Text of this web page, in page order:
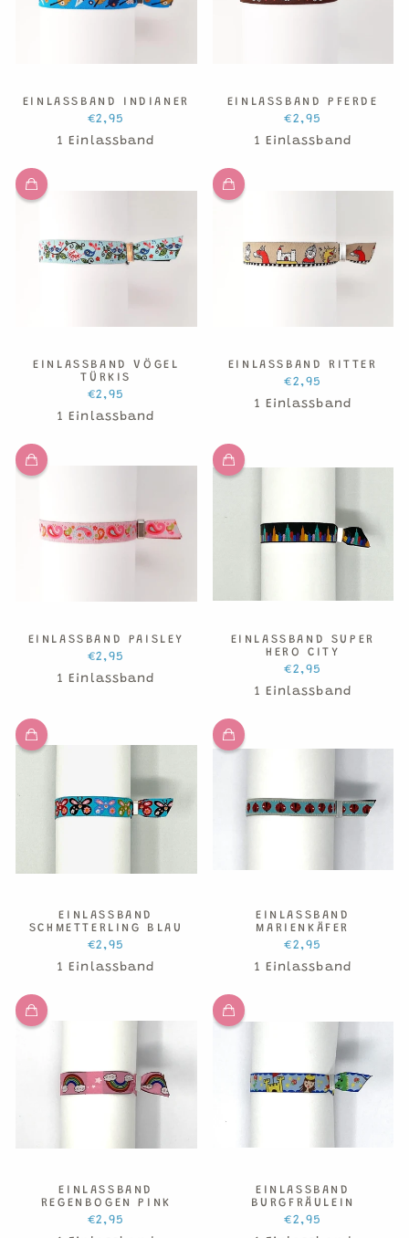
EINLASSBAND INDIANER
€2,95
1 Einlassband
EINLASSBAND PFERDE
€2,95
1 Einlassband
EINLASSBAND VÖGEL
TÜRKIS
€2,95
1 Einlassband
EINLASSBAND RITTER
€2,95
1 Einlassband
EINLASSBAND PAISLEY
€2,95
1 Einlassband
EINLASSBAND SUPER
HERO CITY
€2,95
1 Einlassband
EINLASSBAND
SCHMETTERLING BLAU
€2,95
1 Einlassband
EINLASSBAND
MARIENKÄFER
€2,95
1 Einlassband
EINLASSBAND
REGENBOGEN PINK
€2,95
EINLASSBAND
BURGFRÄULEIN
€2,95